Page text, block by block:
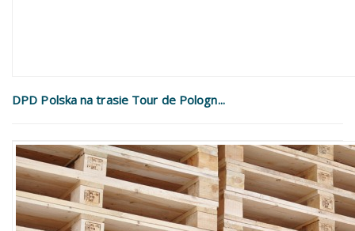
DPD Polska na trasie Tour de Pologn...